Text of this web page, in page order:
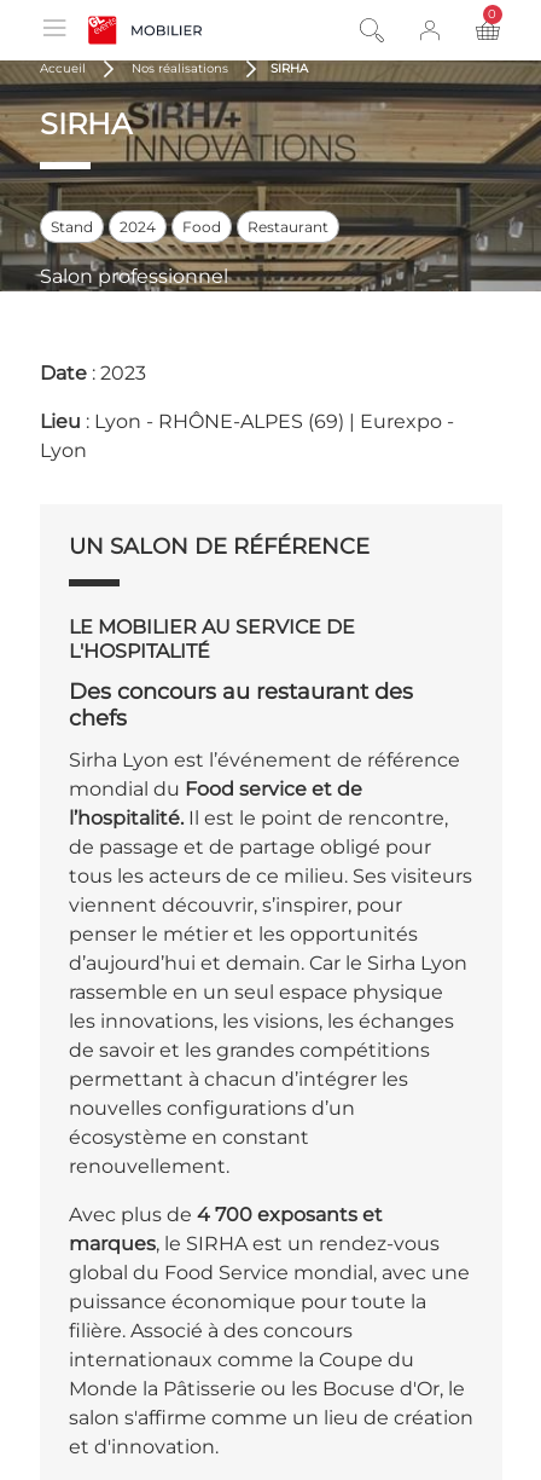
0
Accueil Nos réalisations SIRHA
SIRHA
Stand 2024 Food Restaurant
Salon professionnel
Date : 2023
Lieu : Lyon - RHÔNE-ALPES (69) | Eurexpo -
Lyon
UN SALON DE RÉFÉRENCE
LE MOBILIER AU SERVICE DE
L'HOSPITALITÉ
des concours au restaurant des
chefs
Sirha Lyon est l’événement de référence
mondial du Food service et de
l’hospitalité.Il est le point de rencontre,
de passage et de partage obligé pour
tous les acteurs de ce milieu. Ses visiteurs
viennent découvrir, s’inspirer, pour
penser le métier et les opportunités
d’aujourd’hui et demain. Car le Sirha Lyon
rassemble en un seul espace physique
les innovations, les visions, les échanges
de savoir et les grandes compétitions
permettant à chacun d’intégrer les
nouvelles configurations d’un
écosystème en constant
renouvellement.
Avec plus de 4 700 exposants et
marques, le SIRHA est un rendez-vous
global du Food Service mondial, avec une
puissance économique pour toute la
filière. Associé à des concours
internationaux comme la Coupe du
Monde la Pâtisserie ou les Bocuse d'Or, le
salon s'affirme comme un lieu de création
et d'innovation.